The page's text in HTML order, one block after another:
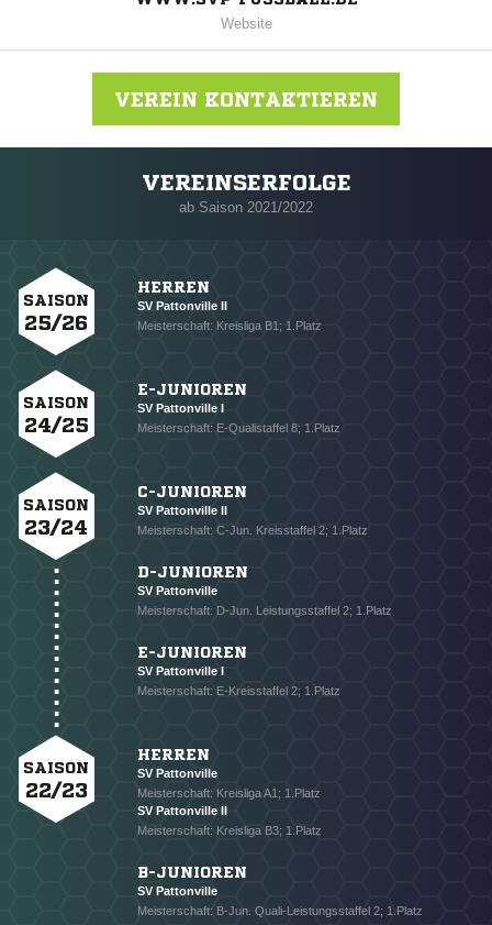
Website
VEREIN KONTAKTIEREN
Nachricht an SV Pattonville
NACHRICHT SENDEN
* Pflichtfelder
VEREINSERFOLGE
ab Saison 2021/2022
SAISON
25/26
HERREN
SV Pattonville II
Meisterschaft: Kreisliga B1; 1.Platz
SAISON
24/25
E-JUNIOREN
SV Pattonville I
Meisterschaft: E-Qualistaffel 8; 1.Platz
SAISON
23/24
C-JUNIOREN
SV Pattonville II
Meisterschaft: C-Jun. Kreisstaffel 2; 1.Platz
D-JUNIOREN
SV Pattonville
Meisterschaft: D-Jun. Leistungsstaffel 2; 1.Platz
E-JUNIOREN
SV Pattonville I
Meisterschaft: E-Kreisstaffel 2; 1.Platz
SAISON
22/23
HERREN
SV Pattonville
Meisterschaft: Kreisliga A1; 1.Platz
SV Pattonville II
Meisterschaft: Kreisliga B3; 1.Platz
B-JUNIOREN
SV Pattonville
Meisterschaft: B-Jun. Quali-Leistungsstaffel 2; 1.Platz